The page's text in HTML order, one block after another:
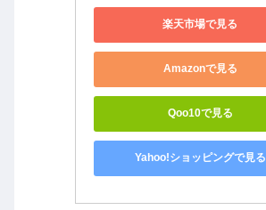
楽天市場で見る
Amazonで見る
Qoo10で見る
Yahoo!ショッピングで見る